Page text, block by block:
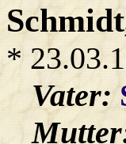
Schmidt
*
Vater: